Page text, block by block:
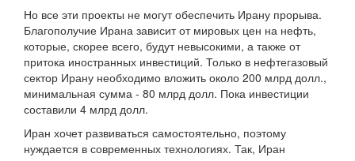
Но все эти проекты не могут обеспечить Ирану прорыва.
Благополучие Ирана зависит от мировых цен на нефть,
которые, скорее всего, будут невысокими, а также от
притока иностранных инвестиций. Только в нефтегазовый
сектор Ирану необходимо вложить около 200 млрд долл.,
минимальная сумма - 80 млрд долл. Пока инвестиции
составили 4 млрд долл.
Иран хочет развиваться самостоятельно, поэтому
нуждается в современных технологиях. Так, Иран